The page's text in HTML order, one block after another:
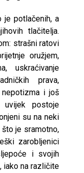
je potlačenih, a
tlačitelja.
strašni ratovi
oružjem,
uskraćivanje
prava,
i još
postoje
su na neki
je sramotno,
zarobljenici
i svojih
iako na različite